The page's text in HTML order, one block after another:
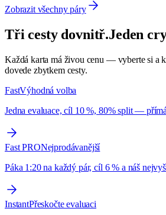
Zobrazit všechny páry
Tři cesty dovnitř.Jeden
Každá karta má živou cenu — vyberte si a
dovede zbytkem cesty.
FastVýhodná volba
Jedna evaluace, cíl 10 %, 80% split —
Fast PRONejprodávanější
Páka 1:20 na každý pár, cíl 6 % a náš
InstantPřeskočte evaluaci